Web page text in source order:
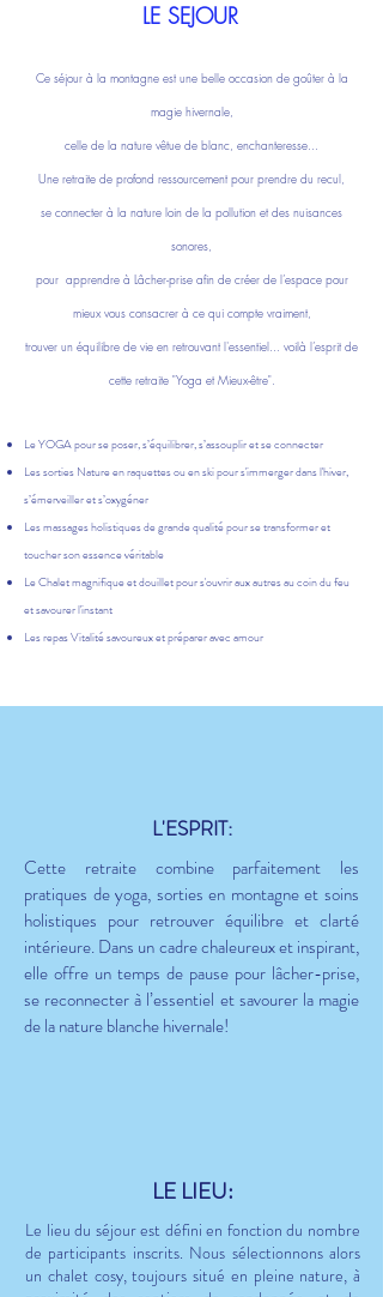
LE SEJOUR
Ce séjour à la montagne est une belle occasion de goûter à la
magie hivernale,
celle de la nature vêtue de blanc, enchanteresse...
​Une retraite de profond ressourcement pour prendre du recul,
se connecter à la nature loin de la pollution et des nuisances
sonores,
pour apprendre à Lâcher-prise afin de créer de l’espace pour
mieux vous consacrer à ce qui compte vraiment,
trouver un équilibre de vie en retrouvant l'essentiel... voilà l’esprit de
cette retraite "Yoga et Mieux-être".
Le YOGA pour se poser, s’équilibrer, s’assouplir et se connecter
Les sorties Nature en raquettes ou en ski pour s'immerger dans l'hiver,
s’émerveiller et s’oxygéner
Les massages holistiques de grande qualité pour se transformer et
toucher son essence véritable
Le Chalet magnifique et douillet pour s'ouvrir aux autres au coin du feu
et savourer l'instant
Les repas Vitalité savoureux et préparer avec amour
L'ESPRIT:
Cette retraite combine parfaitement les
pratiques de yoga, sorties en montagne et soins
holistiques pour retrouver équilibre et clarté
intérieure. Dans un cadre chaleureux et inspirant,
elle offre un temps de pause pour lâcher-prise,
se reconnecter à l’essentiel et savourer la magie
de la nature blanche hivernale!
LE LIEU:
Le lieu du séjour est défini en fonction du nombre
de participants inscrits. Nous sélectionnons alors
un chalet cosy, toujours situé en pleine nature, à